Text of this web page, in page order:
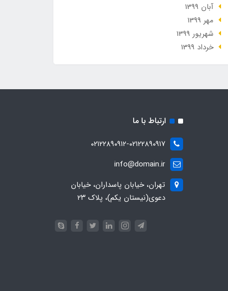
آبان 1399
مهر 1399
شهریور 1399
خرداد 1399
ارتباط با ما
۰۲۱۲۲۸۹۰۹۱۲-۰۲۱۲۲۸۹۰۹۱۷
info@domain.ir
تهران، خیابان پاسداران، خیابان
دعوی(نیستان یکم)، پلاک ۲۳